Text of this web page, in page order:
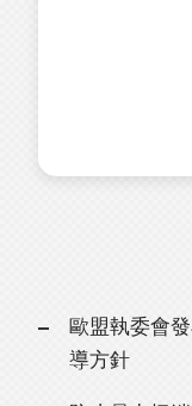
歐盟執委會
導方針